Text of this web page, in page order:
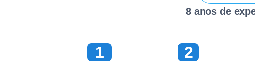
8 anos de
1
2